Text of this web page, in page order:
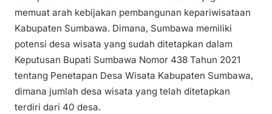
memuat arah kebijakan pembangunan kepariwisataan
Kabupaten Sumbawa. Dimana, Sumbawa memiliki
potensi desa wisata yang sudah ditetapkan dalam
Keputusan Bupati Sumbawa Nomor 438 Tahun 2021
tentang Penetapan Desa Wisata Kabupaten Sumbawa,
dimana jumlah desa wisata yang telah ditetapkan
terdiri dari 40 desa.